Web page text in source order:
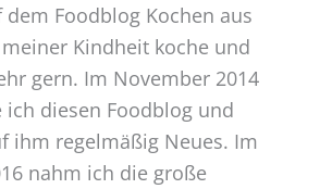
Foodblog Kochen aus
meiner Kindheit koche und
gern. Im November 2014
ich diesen Foodblog und
ihm regelmäßig Neues. Im
nahm ich die große